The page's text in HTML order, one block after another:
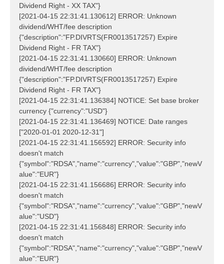
Dividend Right - XX TAX"}
[2021-04-15 22:31:41.130612] ERROR: Unknown
dividend/WHT/fee description
{"description":"FP.DIVRTS(FR0013517257) Expire
Dividend Right - FR TAX"}
[2021-04-15 22:31:41.130660] ERROR: Unknown
dividend/WHT/fee description
{"description":"FP.DIVRTS(FR0013517257) Expire
Dividend Right - FR TAX"}
[2021-04-15 22:31:41.136384] NOTICE: Set base broker
currency {"currency":"USD"}
[2021-04-15 22:31:41.136469] NOTICE: Date ranges
["2020-01-01 2020-12-31"]
[2021-04-15 22:31:41.156592] ERROR: Security info
doesn't match
{"symbol":"RDSA","name":"currency","value":"GBP","newV
alue":"EUR"}
[2021-04-15 22:31:41.156686] ERROR: Security info
doesn't match
{"symbol":"RDSA","name":"currency","value":"GBP","newV
alue":"USD"}
[2021-04-15 22:31:41.156848] ERROR: Security info
doesn't match
{"symbol":"RDSA","name":"currency","value":"GBP","newV
alue":"EUR"}